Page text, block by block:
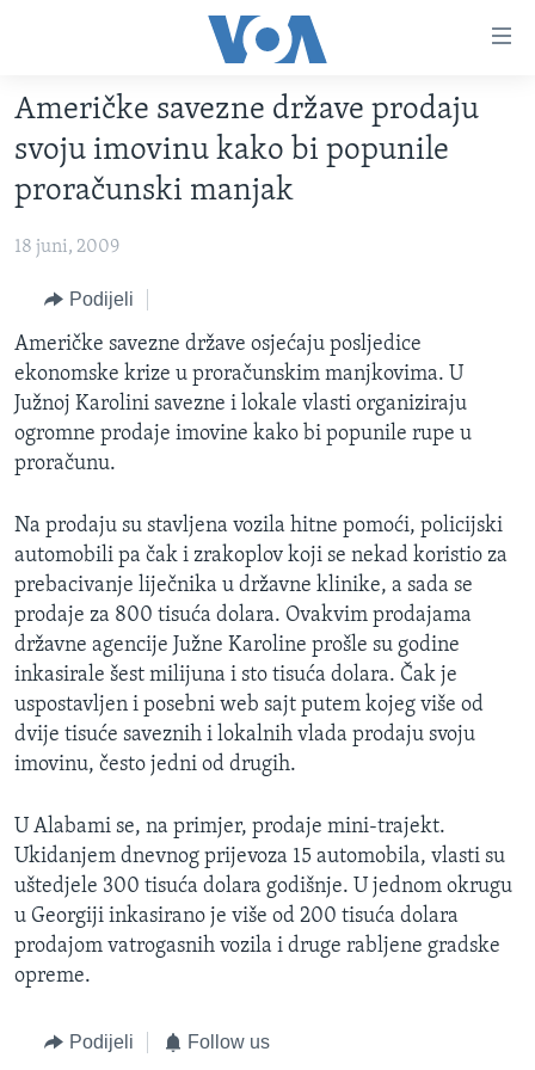
glavni
sadržaj
na
glavnu
navigaciju
pretragu
VIDEO
FOTOGRAFIJE DANA
VIJESTI
SJEDINJENE AMERIČKE DRŽAVE
BOSNA I HERCEGOVINA
SVIJET
NAUKA I TEHNOLOGIJA
SPECIJALNI PROJEKTI
KORUPCIJA
SLOBODA MEDIJA
ŽENSKA STRANA
IZBJEGLIČKA STRANA
MAGAZIN
O GLASU AMERIKE
Learning English
PRATITE NAS
Jezici
Američke savezne države prodaju
svoju imovinu kako bi popunile
proračunski manjak
18 juni, 2009
Podijeli
Američke savezne države osjećaju posljedice
ekonomske krize u proračunskim manjkovima. U
Južnoj Karolini savezne i lokale vlasti organiziraju
ogromne prodaje imovine kako bi popunile rupe u
proračunu.
Na prodaju su stavljena vozila hitne pomoći, policijski
automobili pa čak i zrakoplov koji se nekad koristio za
prebacivanje liječnika u državne klinike, a sada se
prodaje za 800 tisuća dolara. Ovakvim prodajama
državne agencije Južne Karoline prošle su godine
inkasirale šest milijuna i sto tisuća dolara. Čak je
uspostavljen i posebni web sajt putem kojeg više od
dvije tisuće saveznih i lokalnih vlada prodaju svoju
imovinu, često jedni od drugih.
U Alabami se, na primjer, prodaje mini-trajekt.
Ukidanjem dnevnog prijevoza 15 automobila, vlasti su
uštedjele 300 tisuća dolara godišnje. U jednom okrugu
u Georgiji inkasirano je više od 200 tisuća dolara
prodajom vatrogasnih vozila i druge rabljene gradske
opreme.
Podijeli Follow us